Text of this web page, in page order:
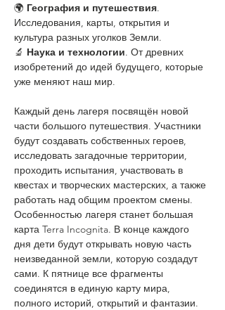
🌍 География и путешествия.
Исследования, карты, открытия и
культура разных уголков Земли.
🔬 Наука и технологии. От древних
изобретений до идей будущего, которые
уже меняют наш мир.
Каждый день лагеря посвящён новой
части большого путешествия. Участники
будут создавать собственных героев,
исследовать загадочные территории,
проходить испытания, участвовать в
квестах и творческих мастерских, а также
работать над общим проектом смены.
Особенностью лагеря станет большая
карта Terra Incognita. В конце каждого
дня дети будут открывать новую часть
неизведанной земли, которую создадут
сами. К пятнице все фрагменты
соединятся в единую карту мира,
полного историй, открытий и фантазии.